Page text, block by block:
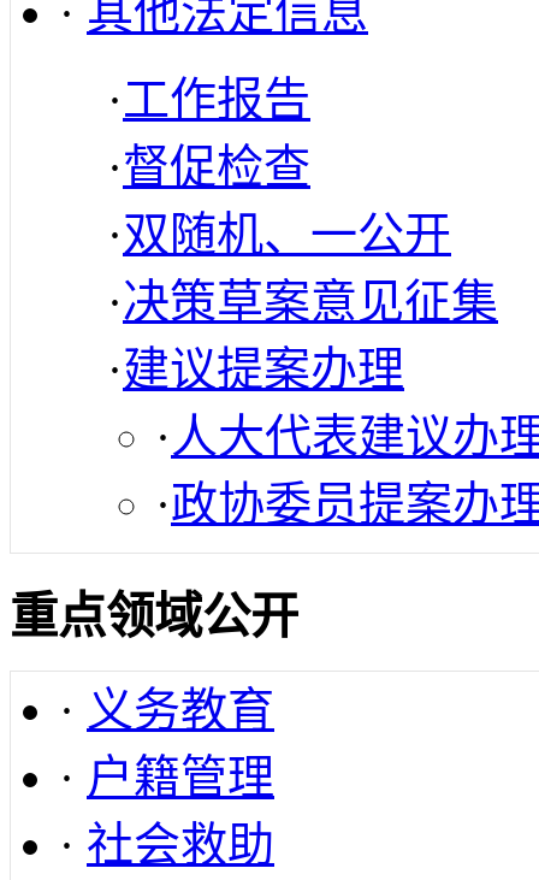
· 其他法定信息
·工作报告
·督促检查
·双随机、一公开
·决策草案意见征集
·建议提案办理
· 人大代表建议办
·政协委员提案办
重点领域公开
· 义务教育
· 户籍管理
· 社会救助